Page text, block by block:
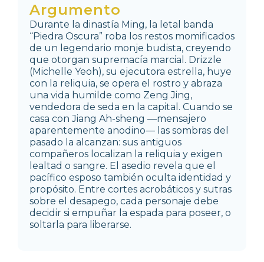
Argumento
Durante la dinastía Ming, la letal banda
“Piedra Oscura” roba los restos momificados
de un legendario monje budista, creyendo
que otorgan supremacía marcial. Drizzle
(Michelle Yeoh), su ejecutora estrella, huye
con la reliquia, se opera el rostro y abraza
una vida humilde como Zeng Jing,
vendedora de seda en la capital. Cuando se
casa con Jiang Ah-sheng —mensajero
aparentemente anodino— las sombras del
pasado la alcanzan: sus antiguos
compañeros localizan la reliquia y exigen
lealtad o sangre. El asedio revela que el
pacífico esposo también oculta identidad y
propósito. Entre cortes acrobáticos y sutras
sobre el desapego, cada personaje debe
decidir si empuñar la espada para poseer, o
soltarla para liberarse.